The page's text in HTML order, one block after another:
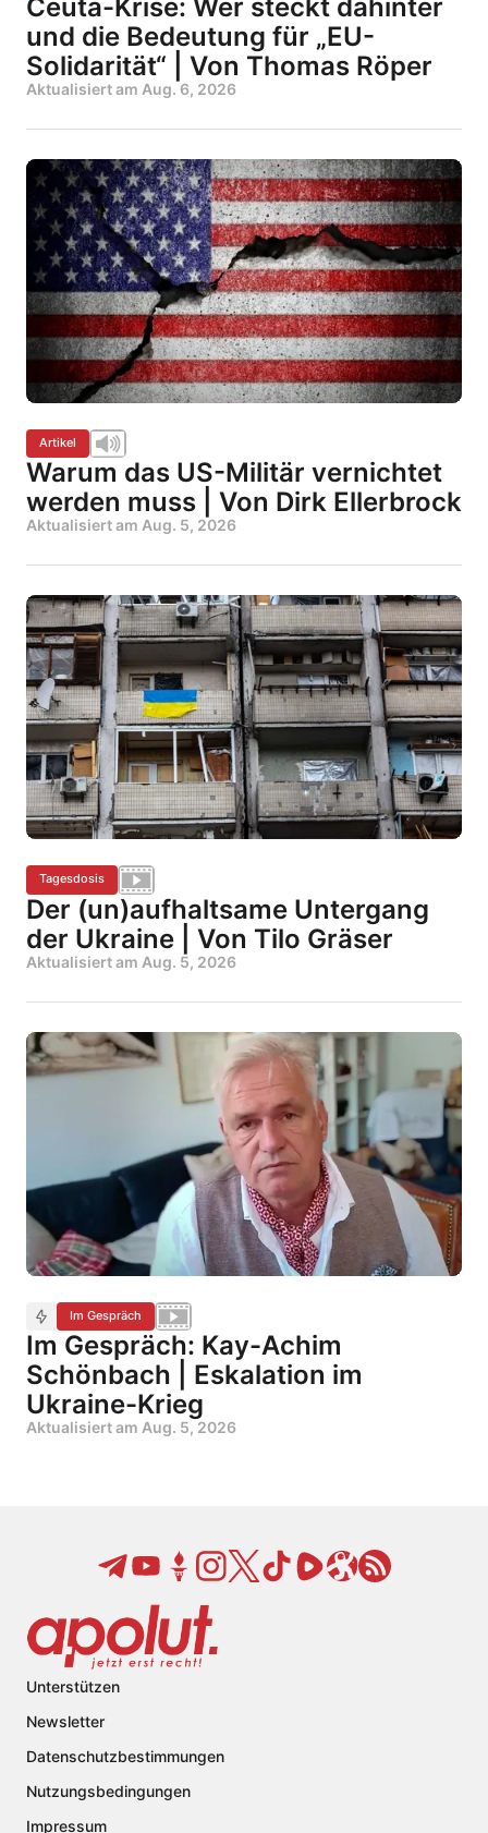
Ceuta-Krise: Wer steckt dahinter
und die Bedeutung für „EU-
Solidarität“ | Von Thomas Röper
Aktualisiert am Aug. 6, 2026
Artikel
Warum das US-Militär vernichtet
werden muss | Von Dirk Ellerbrock
Aktualisiert am Aug. 5, 2026
Tagesdosis
Der (un)aufhaltsame Untergang
der Ukraine | Von Tilo Gräser
Aktualisiert am Aug. 5, 2026
Im Gespräch
Im Gespräch: Kay-Achim
Schönbach | Eskalation im
Ukraine-Krieg
Aktualisiert am Aug. 5, 2026
Unterstützen
Newsletter
Datenschutzbestimmungen
Nutzungsbedingungen
Impressum